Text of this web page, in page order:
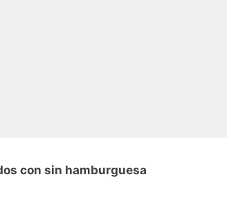
con sin hamburguesa